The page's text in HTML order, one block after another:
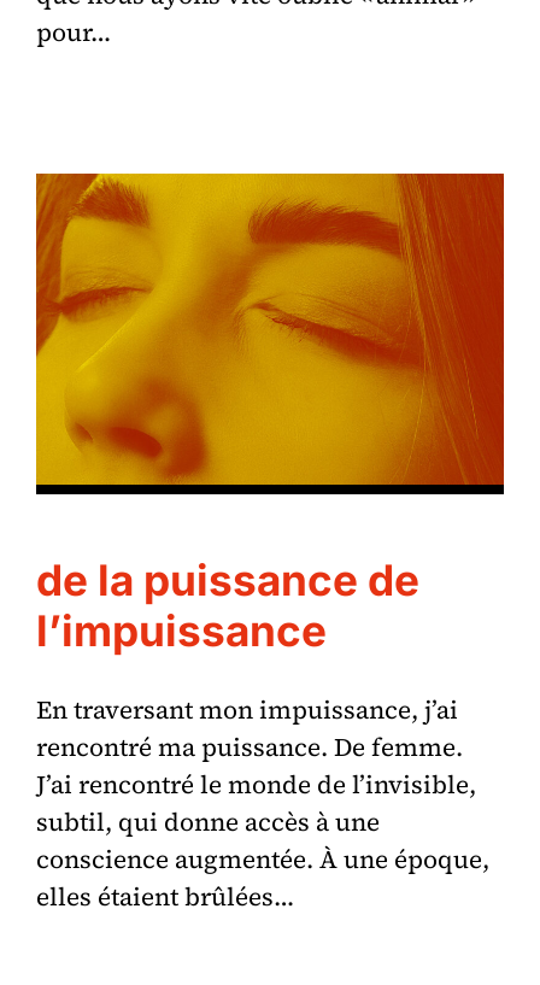
pour…
de la puissance de
l’impuissance
En traversant mon impuissance, j’ai
rencontré ma puissance. De femme.
J’ai rencontré le monde de l’invisible,
subtil, qui donne accès à une
conscience augmentée. À une époque,
elles étaient brûlées…